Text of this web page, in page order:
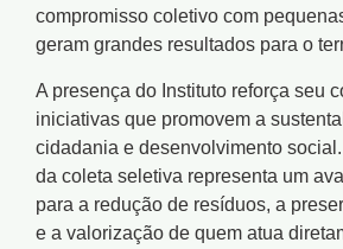
compromisso coletivo com
geram grandes resultados para o
A presença do Instituto reforça seu
iniciativas que promovem a
cidadania e desenvolvimento
da coleta seletiva representa um
para a redução de resíduos, a
e a valorização de quem atua